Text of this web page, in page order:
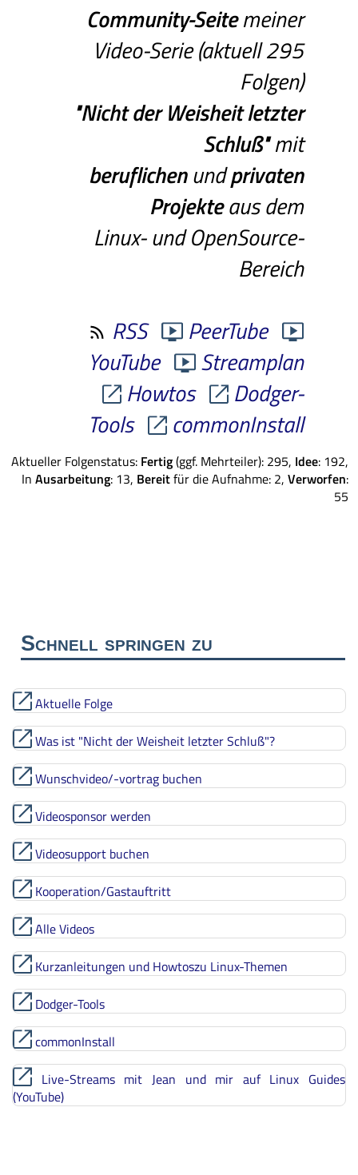
Community-Seitemeiner
Video-Serie (aktuell 295
Folgen)
"Nichtder Weisheitletzter
Schluß"mit
beruflichenundprivaten
Projekteaus dem
Linux- und OpenSource-
Bereich
RSS
PeerTube
YouTube
Streamplan
Howtos
Dodger-
Tools
commonInstall
Aktueller Folgenstatus: Fertig(ggf. Mehrteiler): 295, Idee: 192,
In Ausarbeitung: 13, Bereitfür die Aufnahme: 2, Verworfen:
55
Schnell springen zu
Aktuelle Folge
Was ist "Nicht der Weisheit letzter Schluß"?
Wunschvideo/-vortrag buchen
Videosponsor werden
Videosupport buchen
Kooperation/Gastauftritt
Alle Videos
Kurzanleitungen und Howtoszu Linux-Themen
Dodger-Tools
commonInstall
Live-Streams mit Jean und mir auf Linux Guides
(YouTube)